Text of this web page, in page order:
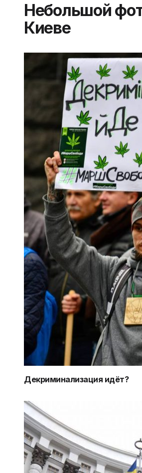
Небольшой
Киеве
Декриминализация идёт?